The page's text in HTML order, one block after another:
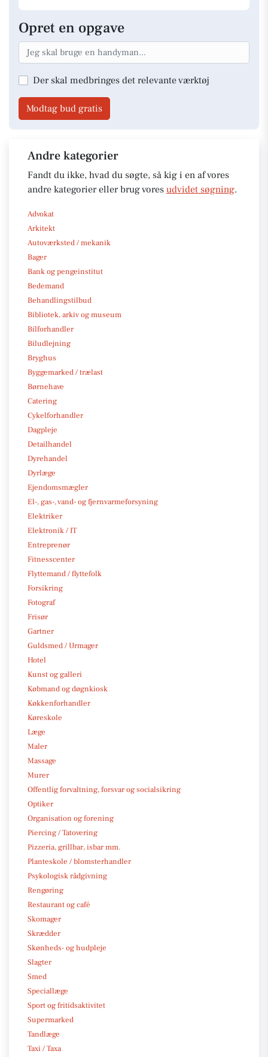
Opret en opgave
Der skal medbringes det relevante værktøj
Modtag bud gratis
Andre kategorier
Fandt du ikke, hvad du søgte, så kig i en af vores
andre kategorier eller brug vores udvidet søgning.
Advokat
Arkitekt
Autoværksted / mekanik
Bager
Bank og pengeinstitut
Bedemand
Behandlingstilbud
Bibliotek, arkiv og museum
Bilforhandler
Biludlejning
Bryghus
Byggemarked / trælast
Børnehave
Catering
Cykelforhandler
Dagpleje
Detailhandel
Dyrehandel
Dyrlæge
Ejendomsmægler
El-, gas-, vand- og fjernvarmeforsyning
Elektriker
Elektronik / IT
Entreprenør
Fitnesscenter
Flyttemand / flyttefolk
Forsikring
Fotograf
Frisør
Gartner
Guldsmed / Urmager
Hotel
Kunst og galleri
Købmand og døgnkiosk
Køkkenforhandler
Køreskole
Læge
Maler
Massage
Murer
Offentlig forvaltning, forsvar og socialsikring
Optiker
Organisation og forening
Piercing / Tatovering
Pizzeria, grillbar, isbar mm.
Planteskole / blomsterhandler
Psykologisk rådgivning
Rengøring
Restaurant og café
Skomager
Skrædder
Skønheds- og hudpleje
Slagter
Smed
Speciallæge
Sport og fritidsaktivitet
Supermarked
Tandlæge
Taxi / Taxa